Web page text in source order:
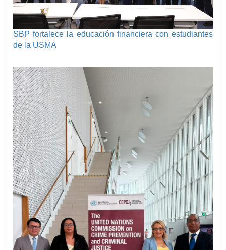
SBP fortalece la educación financiera con estudiantes
de la USMA